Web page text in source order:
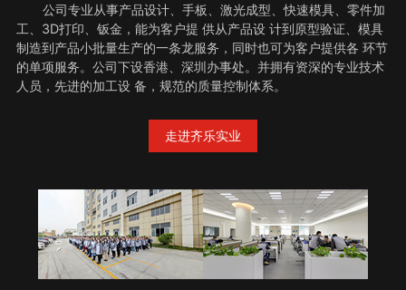
公司专业从事产品设计、手板、激光成型、快速模具、零件加
工、3D打印、钣金，能为客户提 供从产品设 计到原型验证、模具
制造到产品小批量生产的一条龙服务，同时也可为客户提供各 环节
的单项服务。公司下设香港、深圳办事处。并拥有资深的专业技术
人员，先进的加工设 备，规范的质量控制体系。
走进齐乐实业